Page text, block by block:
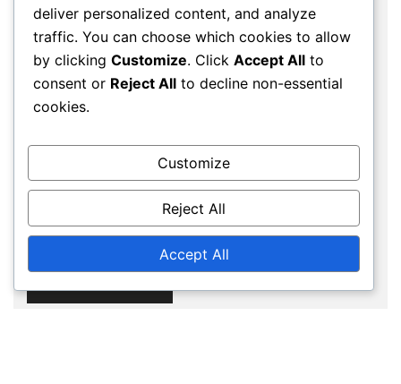
Email*
Website
Save my name, email, and website in this
browser for the next time I comment.
deliver personalized content, and analyze
traffic. You can choose which cookies to allow
by clicking Customize. Click Accept All to
consent or Reject All to decline non-essential
cookies.
Customize
Reject All
Accept All